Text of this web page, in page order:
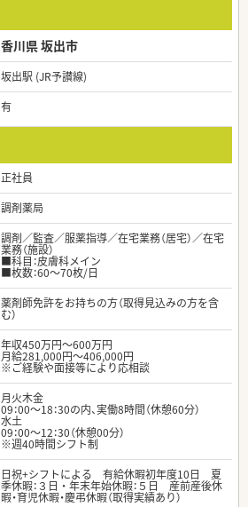
香川県 坂出市
坂出駅 (JR予讃線)
有
正社員
調剤薬局
調剤／監査／服薬指導／在宅業務（居宅）／在宅
業務（施設）
■科目：皮膚科メイン
■枚数：60～70枚/日
薬剤師免許をお持ちの方（取得見込みの方を含
む）
年収450万円～600万円
月給281,000円～406,000円
※ご経験や面接等により応相談
月火木金
09：00～18：30の内、実働8時間（休憩60分）
水土
09：00～12：30（休憩00分）
※週40時間シフト制
日祝+シフトによる 有給休暇初年度10日 夏
季休暇：３日 ・ 年末年始休暇：５日 産前産後休
暇・育児休暇・慶弔休暇（取得実績あり）